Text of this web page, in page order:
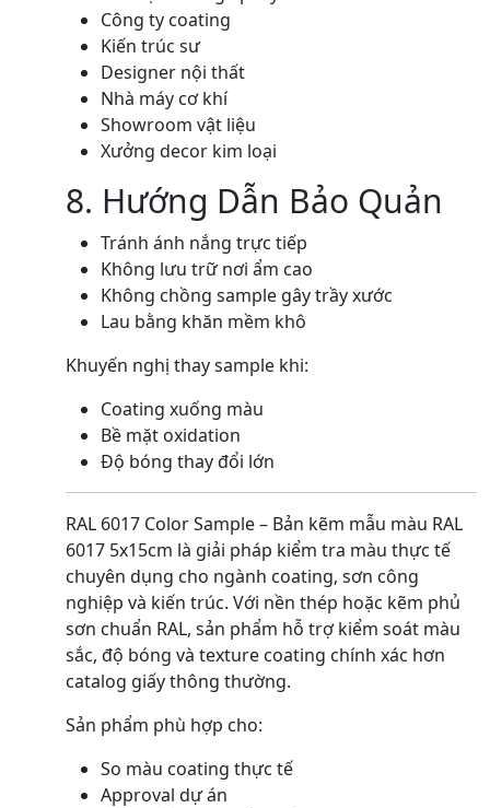
Công ty coating
Kiến trúc sư
Designer nội thất
Nhà máy cơ khí
Showroom vật liệu
Xưởng decor kim loại
8. Hướng Dẫn Bảo Quản
Tránh ánh nắng trực tiếp
Không lưu trữ nơi ẩm cao
Không chồng sample gây trầy xước
Lau bằng khăn mềm khô
Khuyến nghị thay sample khi:
Coating xuống màu
Bề mặt oxidation
Độ bóng thay đổi lớn
RAL 6017 Color Sample – Bản kẽm mẫu màu RAL
6017 5x15cm là giải pháp kiểm tra màu thực tế
chuyên dụng cho ngành coating, sơn công
nghiệp và kiến trúc. Với nền thép hoặc kẽm phủ
sơn chuẩn RAL, sản phẩm hỗ trợ kiểm soát màu
sắc, độ bóng và texture coating chính xác hơn
catalog giấy thông thường.
Sản phẩm phù hợp cho:
So màu coating thực tế
Approval dự án